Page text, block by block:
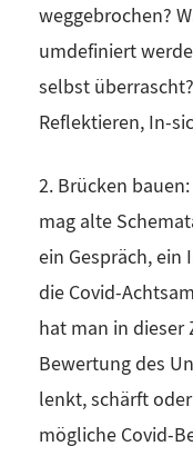
weggebrochen?
umdefiniert
selbst
Reflektieren, In-
2. Brücken
mag alte
ein Gespräch,
die Covid-
hat man in dieser
Bewertung des
lenkt, schärft
mögliche Covid-